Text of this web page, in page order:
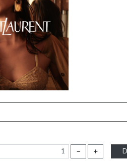
－ ＋